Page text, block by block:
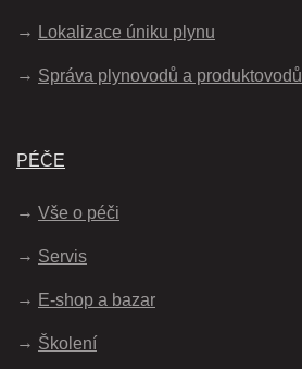
Lokalizace úniku plynu
Správa plynovodů a produktovodů
PÉČE
Vše o péči
Servis
E-shop a bazar
Školení